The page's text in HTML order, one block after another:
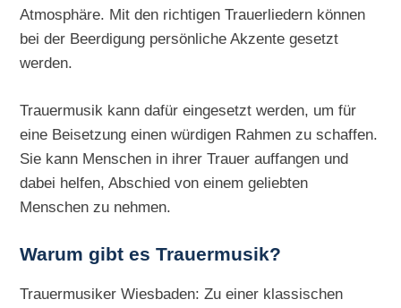
Atmosphäre. Mit den richtigen Trauerliedern können
bei der Beerdigung persönliche Akzente gesetzt
werden.
Trauermusik kann dafür eingesetzt werden, um für
eine Beisetzung einen würdigen Rahmen zu schaffen.
Sie kann Menschen in ihrer Trauer auffangen und
dabei helfen, Abschied von einem geliebten
Menschen zu nehmen.
Warum gibt es Trauermusik?
Trauermusiker Wiesbaden: Zu einer klassischen